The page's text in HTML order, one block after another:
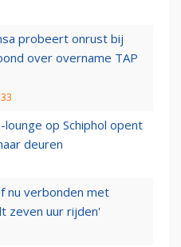
probeert onrust bij
over overname TAP
lounge op Schiphol opent
deuren
nu verbonden met
zeven uur rijden'